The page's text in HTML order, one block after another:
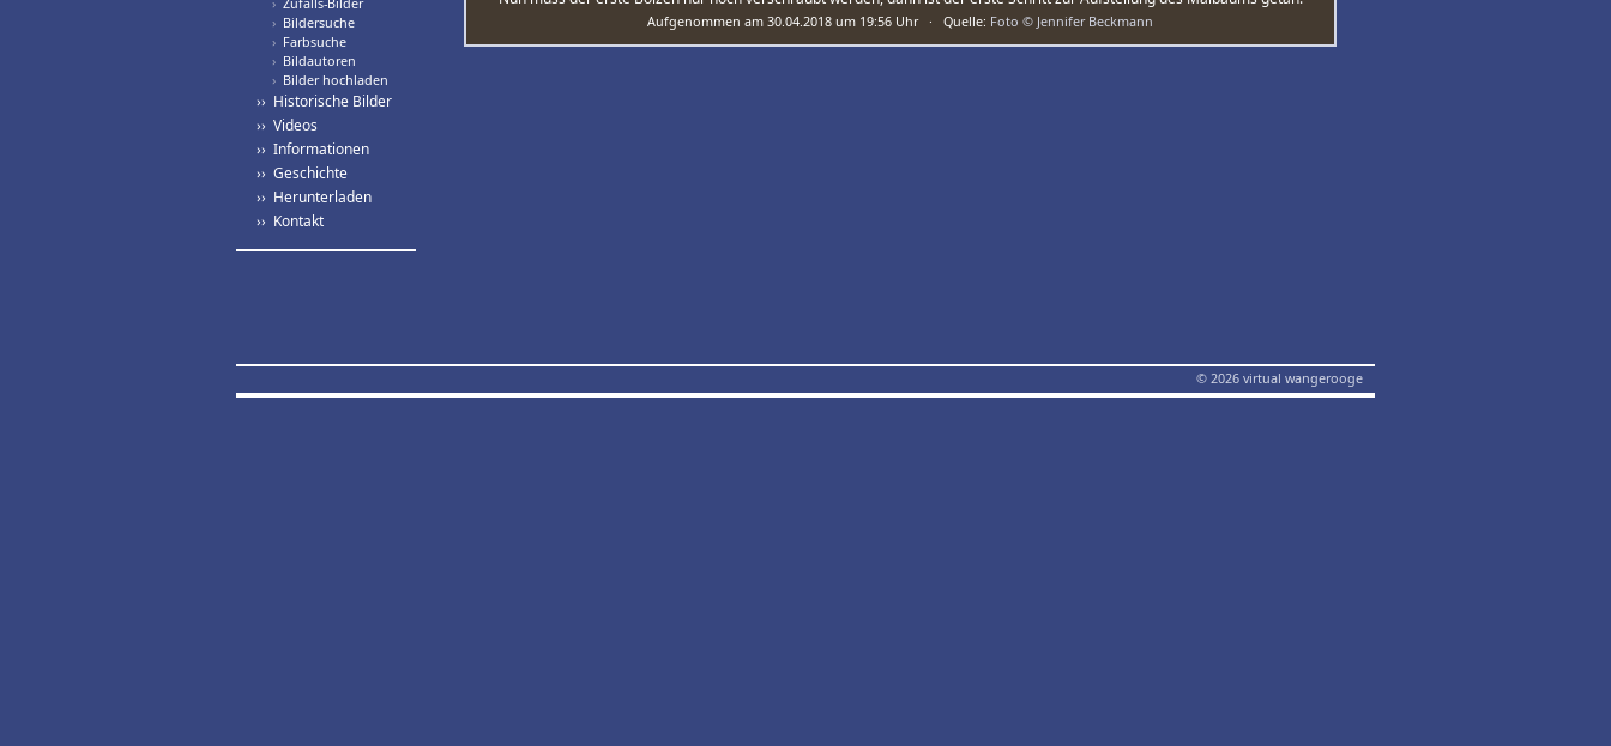
› Bildersuche
› Farbsuche
› Bildautoren
› Bilder hochladen
›› Historische Bilder
›› Videos
›› Informationen
›› Geschichte
›› Herunterladen
›› Kontakt
Aufgenommen am 30.04.2018 um 19:56 Uhr · Quelle: Foto © Jennifer Beckmann
© 2026 virtual wangerooge